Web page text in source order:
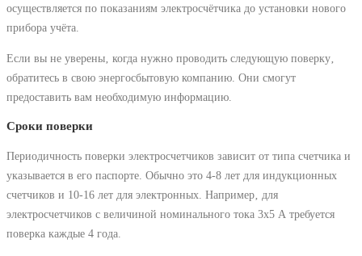
осуществляется по показаниям электросчётчика до установки нового
прибора учёта.
Если вы не уверены‚ когда нужно проводить следующую поверку‚
обратитесь в свою энергосбытовую компанию. Они смогут
предоставить вам необходимую информацию.
Сроки поверки
Периодичность поверки электросчетчиков зависит от типа счетчика и
указывается в его паспорте. Обычно это 4-8 лет для индукционных
счетчиков и 10-16 лет для электронных. Например‚ для
электросчетчиков с величиной номинального тока 3х5 А требуется
поверка каждые 4 года.